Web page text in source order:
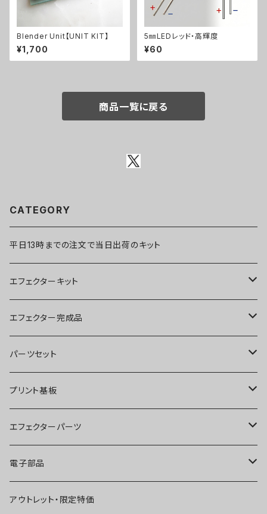
Blender Unit【UNIT KIT】
¥1,700
5㎜LEDレッド・高輝度
¥60
商品一覧に戻る
CATEGORY
平日13時までの注文で当日出荷のキット
エフェクターキット
ブースター
オーバードライブ
ディストーション
ファズ
プリアンプ
空間系
エフェクター完成品
ブースター
オーバードライブ
ディストーション
ファズ
空間系
パーツセット
ブースター
オーバードライブ
ディストーション
ファズ
プリント基板
オーバードライブ
ディストーション
ファズ
エフェクターパーツ
スイッチ
ジャック
電子部品
IC
アウトレット・限定特価